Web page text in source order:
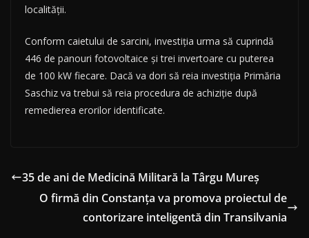
localității.
Conform caietului de sarcini, investiția urma să cuprindă
446 de panouri fotovoltaice și trei invertoare cu puterea
de 100 kW fiecare. Dacă va dori să reia investiția Primăria
Saschiz va trebui să reia procedura de achiziție după
remedierea erorilor identificate.
35 de ani de Medicină Militară la Târgu Mureș
O firmă din Constanța va promova proiectul de
contorizare inteligentă din Transilvania